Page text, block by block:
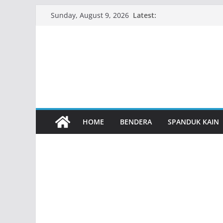
Sunday, August 9, 2026 Latest:
HOME BENDERA SPANDUK KAIN